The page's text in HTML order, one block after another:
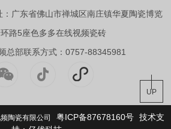
：广东省佛山市禅城区南庄镇华夏陶瓷博览
路5座色多多在线视频瓷砖
部联系方式：0757-88345981
陶瓷有限公司 粤ICP备87678160号 技术支
UP